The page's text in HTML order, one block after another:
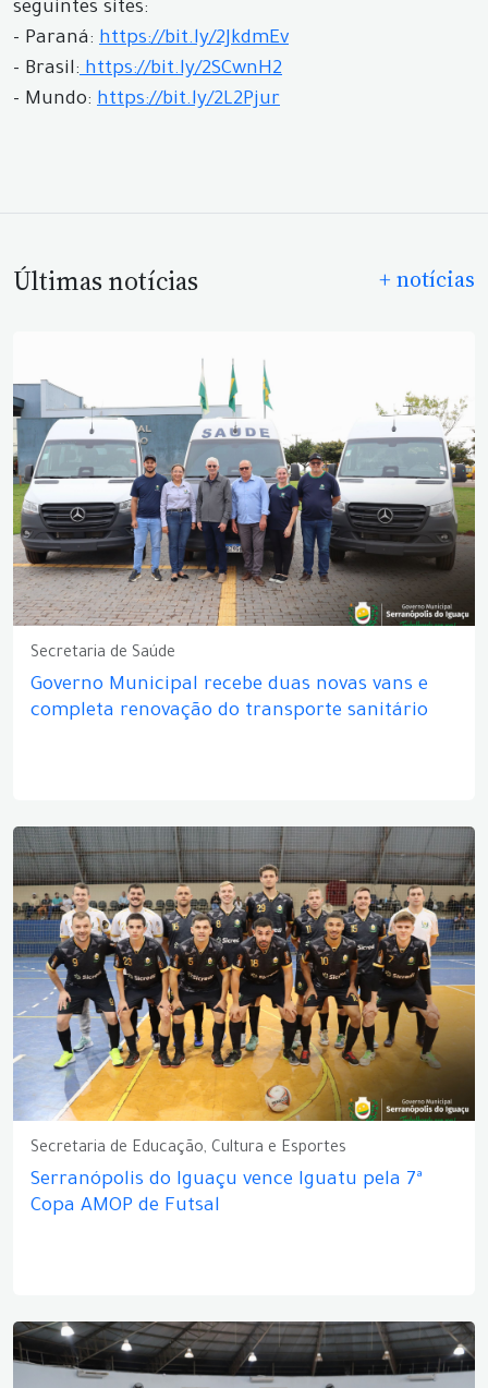
seguintes sites:
- Paraná: https://bit.ly/2JkdmEv
- Brasil:https://bit.ly/2SCwnH2
- Mundo: https://bit.ly/2L2Pjur
Últimas notícias + notícias
Secretaria de Saúde
Governo Municipal recebe duas novas vans e
completa renovação do transporte sanitário
Secretaria de Educação, Cultura e Esportes
Serranópolis do Iguaçu vence Iguatu pela 7ª
Copa AMOP de Futsal